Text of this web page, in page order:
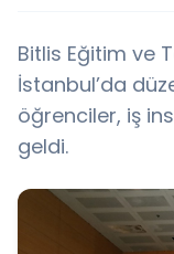
Bitlis Eğitim ve
İstanbul’da
öğrenciler, iş
geldi.